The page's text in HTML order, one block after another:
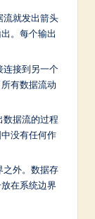
流就发出箭头
。每个输出
连接到另一个
有数据流动
数据流的过程
没有任何作
之外。数据存
在系统边界